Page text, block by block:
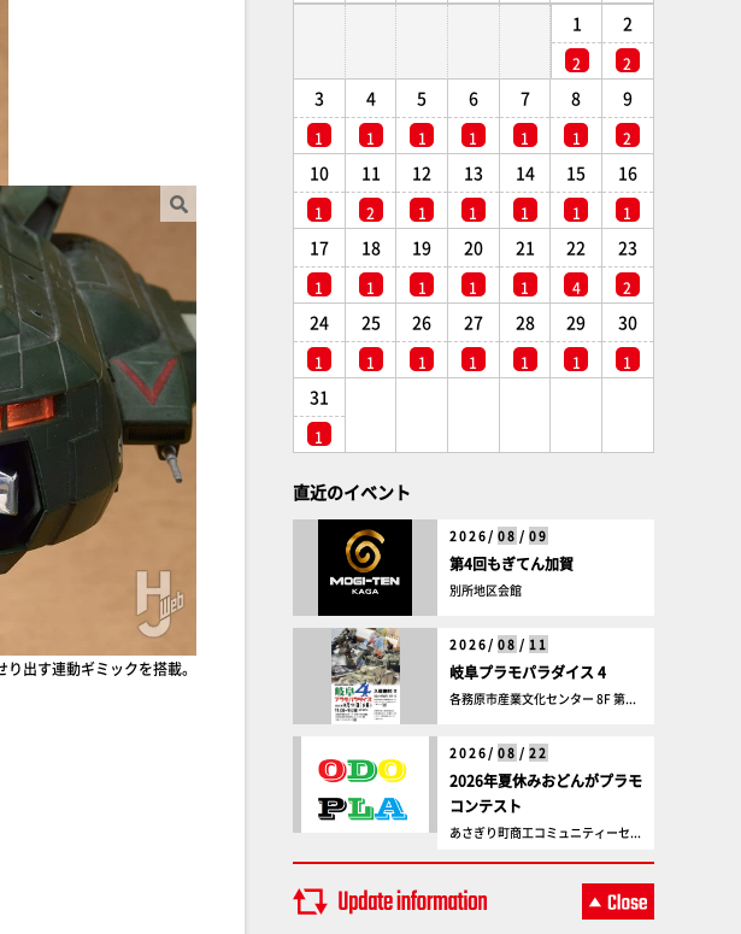
出す連動ギミックを搭載。
1
2
2
2
3
1
4
1
5
1
6
1
7
1
8
1
9
2
10
1
11
2
12
1
13
1
14
1
15
1
16
1
17
1
18
1
19
1
20
1
21
1
22
4
23
2
24
1
25
1
26
1
27
1
28
1
29
1
30
1
31
1
直近のイベント
2026/ 08 / 09
第4回もぎてん加賀
別所地区会館
2026/ 08 / 11
岐阜プラモパラダイス 4
各務原市産業文化センター 8F 第...
2026/ 08 / 22
2026年夏休みおどんがプラモ
コンテスト
あさぎり町商工コミュニティーセ...